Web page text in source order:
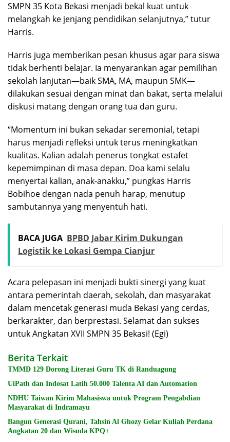
SMPN 35 Kota Bekasi menjadi bekal kuat untuk
melangkah ke jenjang pendidikan selanjutnya,” tutur
Harris.
Harris juga memberikan pesan khusus agar para siswa
tidak berhenti belajar. Ia menyarankan agar pemilihan
sekolah lanjutan—baik SMA, MA, maupun SMK—
dilakukan sesuai dengan minat dan bakat, serta melalui
diskusi matang dengan orang tua dan guru.
“Momentum ini bukan sekadar seremonial, tetapi
harus menjadi refleksi untuk terus meningkatkan
kualitas. Kalian adalah penerus tongkat estafet
kepemimpinan di masa depan. Doa kami selalu
menyertai kalian, anak-anakku,” pungkas Harris
Bobihoe dengan nada penuh harap, menutup
sambutannya yang menyentuh hati.
BACA JUGA BPBD Jabar Kirim Dukungan
Logistik ke Lokasi Gempa Cianjur
Acara pelepasan ini menjadi bukti sinergi yang kuat
antara pemerintah daerah, sekolah, dan masyarakat
dalam mencetak generasi muda Bekasi yang cerdas,
berkarakter, dan berprestasi. Selamat dan sukses
untuk Angkatan XVII SMPN 35 Bekasi! (Egi)
Berita Terkait
TMMD 129 Dorong Literasi Guru TK di Randuagung
UiPath dan Indosat Latih 50.000 Talenta AI dan Automation
NDHU Taiwan Kirim Mahasiswa untuk Program Pengabdian
Masyarakat di Indramayu
Bangun Generasi Qurani, Tahsin Al Ghozy Gelar Kuliah Perdana
Angkatan 20 dan Wisuda KPQ+